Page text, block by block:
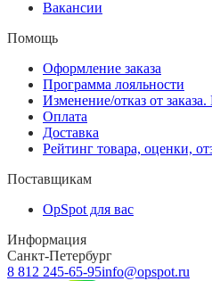
Вакансии
Помощь
Оформление заказа
Программа лояльности
Изменение/отказ от заказа.
Оплата
Доставка
Рейтинг товара, оценки,
Поставщикам
OpSpot для вас
Информация
Санкт-Петербург
8 812 245-65-95info@opspot.ru